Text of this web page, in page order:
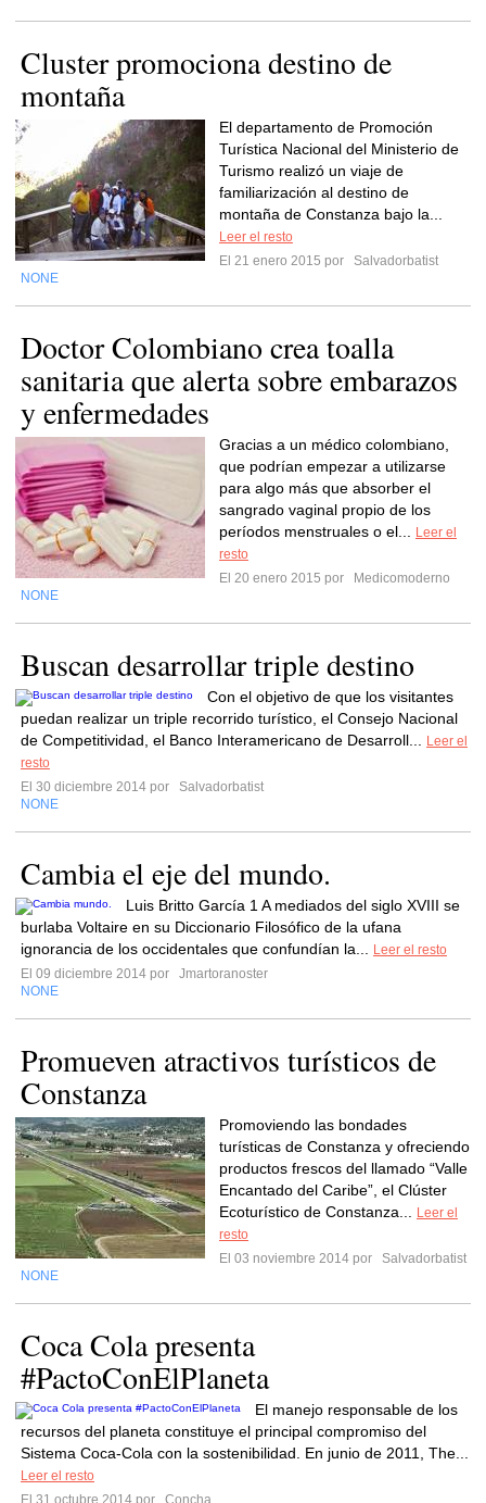
Cluster promociona destino de
montaña
El departamento de Promoción
Turística Nacional del Ministerio de
Turismo realizó un viaje de
familiarización al destino de
montaña de Constanza bajo la...
Leer el resto
El 21 enero 2015 por
Salvadorbatist
NONE
Doctor Colombiano crea toalla
sanitaria que alerta sobre embarazos
y enfermedades
Gracias a un médico colombiano,
que podrían empezar a utilizarse
para algo más que absorber el
sangrado vaginal propio de los
períodos menstruales o el...
Leer el
resto
El 20 enero 2015 por
Medicomoderno
NONE
Buscan desarrollar triple destino
Con el objetivo de que los visitantes
puedan realizar un triple recorrido turístico, el Consejo Nacional
de Competitividad, el Banco Interamericano de Desarroll...
Leer el
resto
El 30 diciembre 2014 por
Salvadorbatist
NONE
Cambia el eje del mundo.
Luis Britto García 1 A mediados del siglo XVIII se
burlaba Voltaire en su Diccionario Filosófico de la ufana
ignorancia de los occidentales que confundían la...
Leer el resto
El 09 diciembre 2014 por
Jmartoranoster
NONE
Promueven atractivos turísticos de
Constanza
Promoviendo las bondades
turísticas de Constanza y ofreciendo
productos frescos del llamado “Valle
Encantado del Caribe”, el Clúster
Ecoturístico de Constanza...
Leer el
resto
El 03 noviembre 2014 por
Salvadorbatist
NONE
Coca Cola presenta
#PactoConElPlaneta
El manejo responsable de los
recursos del planeta constituye el principal compromiso del
Sistema Coca-Cola con la sostenibilidad. En junio de 2011, The...
Leer el resto
El 31 octubre 2014 por
Concha